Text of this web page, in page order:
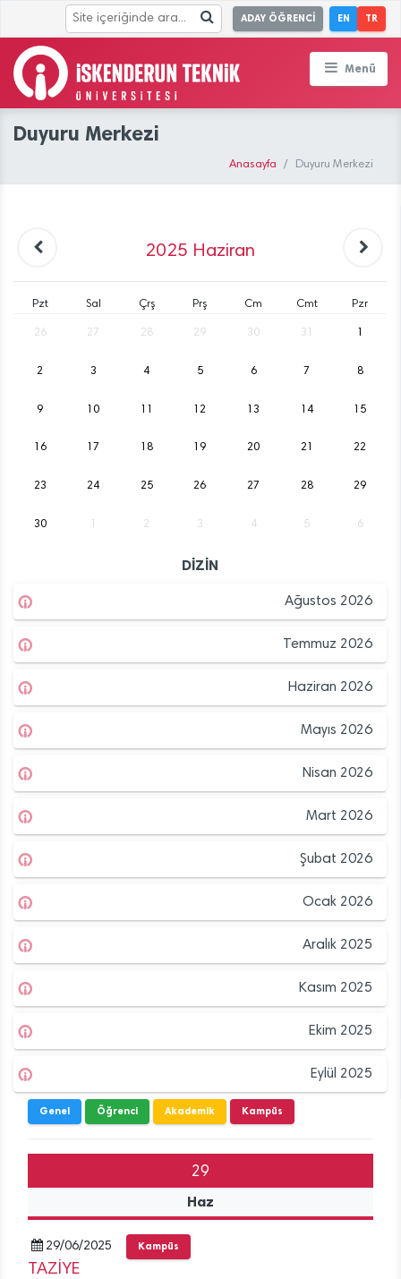
ADAY ÖĞRENCİ EN TR
Menü
Duyuru Merkezi
Anasayfa Duyuru Merkezi
2025 Haziran
Pzt Sal Çrş Prş Cm Cmt Pzr
26 27 28 29 30 31
2 3 4 5 6 7 8
9 10 12 13 14 15
16 17 18 19 20 21 22
23 24 25 26 27 28 29
30 2 3 4 5 6
DİZİN
Ağustos 2026
Temmuz 2026
Haziran 2026
Mayıs 2026
Nisan 2026
Mart 2026
Şubat 2026
Ocak 2026
Aralık 2025
Kasım 2025
Ekim 2025
Eylül 2025
Genel Öğrenci Akademik Kampüs
29
Haz
29/06/2025 Kampüs
TAZİYE